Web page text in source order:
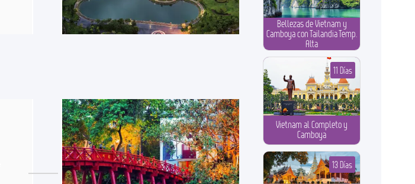
Bellezas de Vietnam y
Camboya con Tailandia Temp.
Alta
Vietnam al Completo y
Camboya
11 Días
13 Días